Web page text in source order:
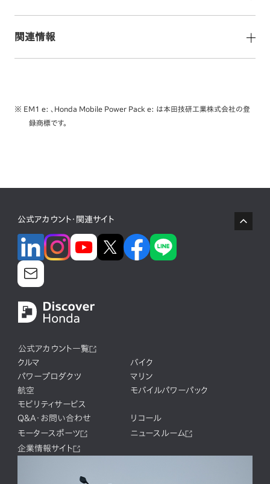
関連情報
※ EM1 e: 、Honda Mobile Power Pack e: は本田技研工業株式会社の登
録商標です。
公式アカウント・関連サイト
公式アカウント一覧
クルマ
バイク
パワープロダクツ
マリン
航空
モバイルパワーパック
モビリティサービス
Q&A・お問い合わせ
リコール
モータースポーツ
ニュースルーム
企業情報サイト